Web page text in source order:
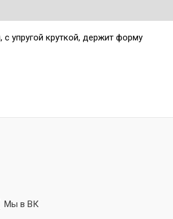
с упругой круткой, держит форму
Мы в ВК